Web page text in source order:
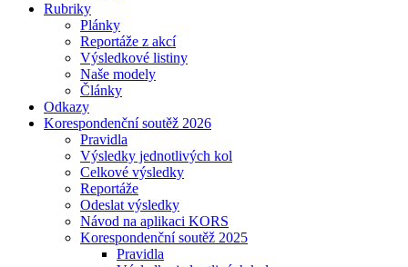
Rubriky
Plánky
Reportáže z akcí
Výsledkové listiny
Naše modely
Články
Odkazy
Korespondenční soutěž 2026
Pravidla
Výsledky jednotlivých kol
Celkové výsledky
Reportáže
Odeslat výsledky
Návod na aplikaci KORS
Korespondenční soutěž 2025
Pravidla